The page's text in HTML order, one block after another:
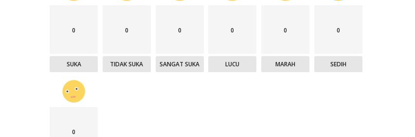
0
SUKA
0
TIDAK SUKA
0
SANGAT SUKA
0
LUCU
0
MARAH
0
SEDIH
0